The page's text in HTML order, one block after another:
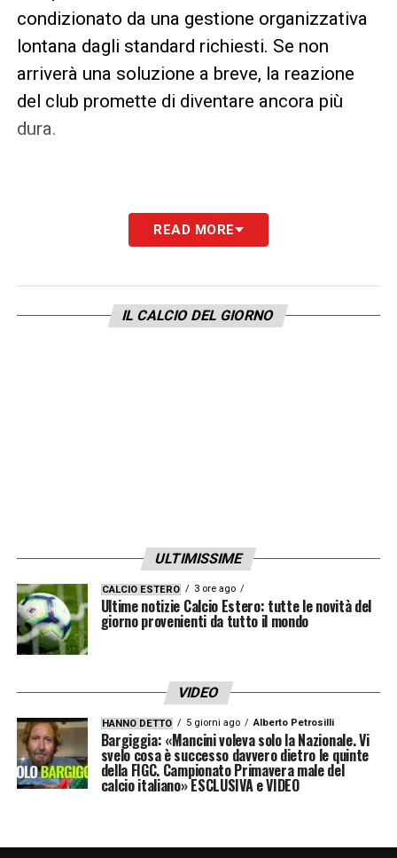
condizionato da una gestione organizzativa
lontana dagli standard richiesti. Se non
arriverà una soluzione a breve, la reazione
del club promette di diventare ancora più
dura.
READ MORE
IL CALCIO DEL GIORNO
ULTIMISSIME
CALCIO ESTERO 3 ore ago
Ultime notizie Calcio Estero: tutte le novità del
giorno provenienti da tutto il mondo
VIDEO
HANNO DETTO 5 giorni ago Alberto Petrosilli
Bargiggia: «Mancini voleva solo la Nazionale. Vi
svelo cosa è successo davvero dietro le quinte
della FIGC. Campionato Primavera male del
calcio italiano» ESCLUSIVA e VIDEO